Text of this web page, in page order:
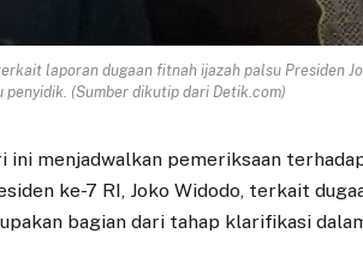
laporan dugaan fitnah ijazah palsu Presiden
(Sumber dikutip dari Detik.com)
ini menjadwalkan pemeriksaan
ke-7 RI, Joko Widodo, terkait
bagian dari tahap klarifikasi